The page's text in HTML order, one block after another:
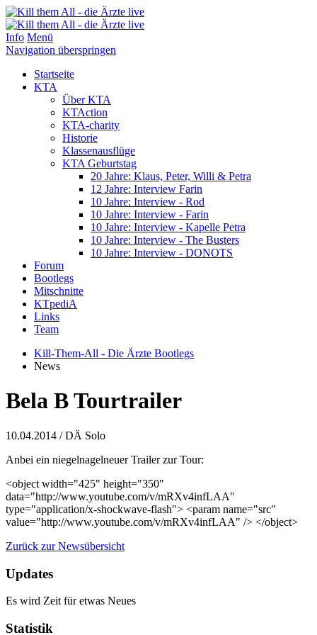
Info Menü
Navigation überspringen
Startseite
KTA
Über KTA
KTAction
KTA-charity
Historie
Klassenausflüge
KTA Geburtstag
20 Jahre: Klaus, Peter, Willi & Petra
12 Jahre: Interview Farin
10 Jahre: Interview - Rod
10 Jahre: Interview - Farin
10 Jahre: Interview - Kapelle Petra
10 Jahre: Interview - The Busters
10 Jahre: Interview - DONOTS
Forum
Bootlegs
Mitschnitte
KTpediA
Links
Team
Kill-Them-All - Die Ärzte Bootlegs
News
Bela B Tourtrailer
10.04.2014 / DÄ Solo
Anbei ein niegelnagelneuer Trailer zur Tour:
<object width="425" height="350"
data="http://www.youtube.com/v/mRXv4infLAA"
type="application/x-shockwave-flash"> <param name="src"
value="http://www.youtube.com/v/mRXv4infLAA" /> </object>
Zurück zur Newsübersicht
Updates
Es wird Zeit für etwas Neues
Statistik